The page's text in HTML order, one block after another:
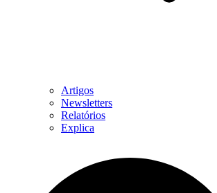
Artigos
Newsletters
Relatórios
Explica